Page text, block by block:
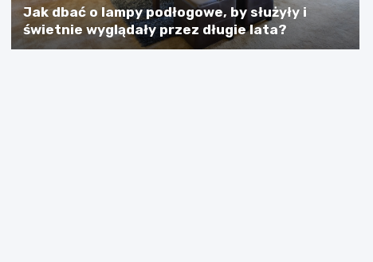
Jak dbać o lampy podłogowe, by służyły i
świetnie wyglądały przez długie lata?